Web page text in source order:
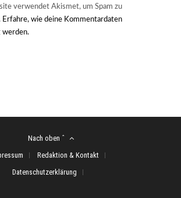
verwendet Akismet, um Spam zu
Erfahre, wie deine Kommentardaten
werden.
Nach oben ˆ
Redaktion & Kontakt
Datenschutzerklärung